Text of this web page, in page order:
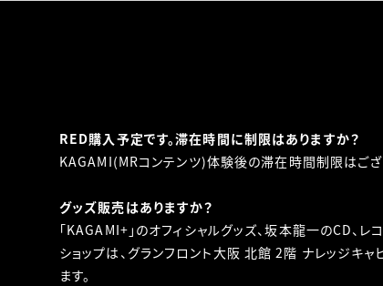
RED購入予定です。滞在時間に制限はありますか？
KAGAMI(MRコンテンツ)体験後の滞在時間制限はござ
グッズ販売はありますか？
「KAGAMI+」のオフィシャルグッズ、坂本龍一のCD、
ショップは、グランフロント大阪 北館 2階 ナレッジキ
ます。